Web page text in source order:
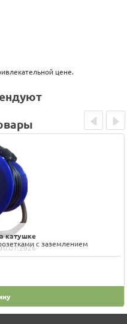
цене.
катушке
с заземлением
Prev Next